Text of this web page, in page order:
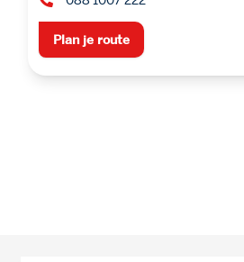
Plan je route